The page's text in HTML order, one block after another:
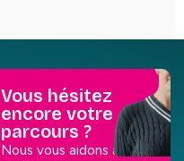
Vous hésitez
encore votre
parcours ?
Nous vous aidons à